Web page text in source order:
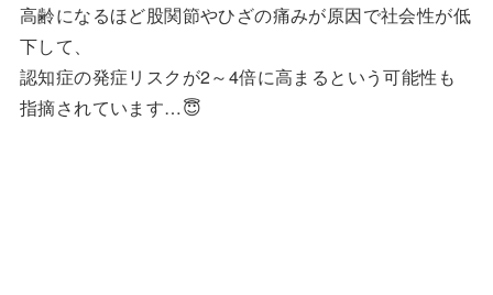
高齢になるほど股関節やひざの痛みが原因で社会性が低
下して、
認知症の発症リスクが2～4倍に高まるという可能性も
指摘されています…😇